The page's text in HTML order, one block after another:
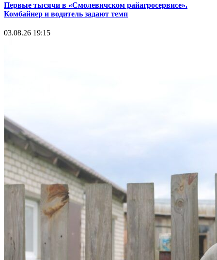
Первые тысячи в «Смолевичском райагросервисе».
Комбайнер и водитель задают темп
03.08.26 19:15